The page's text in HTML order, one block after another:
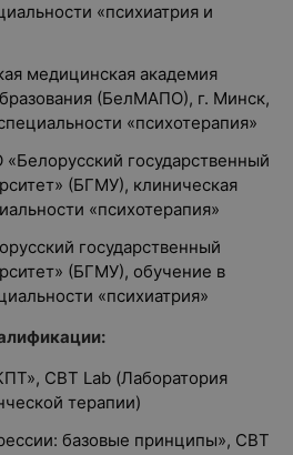
«психиатрия и
медицинская академия
(БелМАПО), г. Минск,
«психотерапия»
государственный
(БГМУ), клиническая
«психотерапия»
государственный
(БГМУ), обучение в
«психиатрия»
CBT Lab (Лаборатория
терапии)
базовые принципы», CBT